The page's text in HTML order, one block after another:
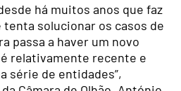
há muitos anos que faz
tenta solucionar os casos de
passa a haver um novo
relativamente recente e
série de entidades”,